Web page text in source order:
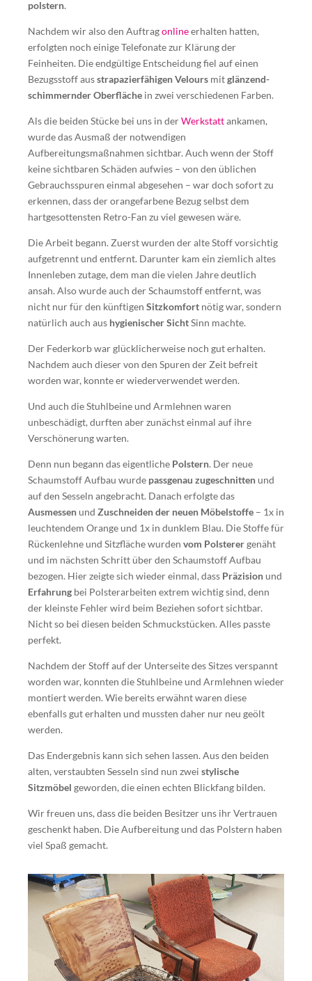
polstern.
Nachdem wir also den Auftragonlineerhalten hatten,
erfolgten noch einige Telefonate zur Klärung der
Feinheiten. Die endgültige Entscheidung fiel auf einen
Bezugsstoff ausstrapazierfähigen Velours mitglänzend-
schimmernder Oberfläche in zwei verschiedenen Farben.
Als die beiden Stücke bei uns in derWerkstattankamen,
wurde das Ausmaß der notwendigen
Aufbereitungsmaßnahmen sichtbar. Auch wenn der Stoff
keine sichtbaren Schäden aufwies – von den üblichen
Gebrauchsspuren einmal abgesehen – war doch sofort zu
erkennen, dass der orangefarbene Bezug selbst dem
hartgesottensten Retro-Fan zu viel gewesen wäre.
Die Arbeit begann. Zuerst wurden der alte Stoff vorsichtig
aufgetrennt und entfernt. Darunter kam ein ziemlich altes
Innenleben zutage, dem man die vielen Jahre deutlich
ansah. Also wurde auch der Schaumstoff entfernt, was
nicht nur für den künftigen Sitzkomfort nötig war, sondern
natürlich auch aus hygienischer SichtSinn machte.
Der Federkorb war glücklicherweise noch gut erhalten.
Nachdem auch dieser von den Spuren der Zeit befreit
worden war, konnte er wiederverwendet werden.
Und auch die Stuhlbeine und Armlehnen waren
unbeschädigt, durften aber zunächst einmal auf ihre
Verschönerung warten.
Denn nun begann das eigentliche Polstern. Der neue
Schaumstoff Aufbau wurde passgenau zugeschnitten und
auf den Sesseln angebracht. Danach erfolgte das
Ausmessen und Zuschneiden der neuen Möbelstoffe – 1x in
leuchtendem Orange und 1x in dunklem Blau. Die Stoffe für
Rückenlehne und Sitzfläche wurden vom Polsterergenäht
und im nächsten Schritt über den Schaumstoff Aufbau
bezogen. Hier zeigte sich wieder einmal, dass Präzision und
Erfahrung bei Polsterarbeiten extrem wichtig sind, denn
der kleinste Fehler wird beim Beziehen sofort sichtbar.
Nicht so bei diesen beiden Schmuckstücken. Alles passte
perfekt.
Nachdem der Stoff auf der Unterseite des Sitzes verspannt
worden war, konnten die Stuhlbeine und Armlehnen wieder
montiert werden. Wie bereits erwähnt waren diese
ebenfalls gut erhalten und mussten daher nur neu geölt
werden.
Das Endergebnis kann sich sehen lassen. Aus den beiden
alten, verstaubten Sesseln sind nun zwei stylische
Sitzmöbel geworden, die einen echten Blickfang bilden.
Wir freuen uns, dass die beiden Besitzer uns ihr Vertrauen
geschenkt haben. Die Aufbereitung und das Polstern haben
viel Spaß gemacht.